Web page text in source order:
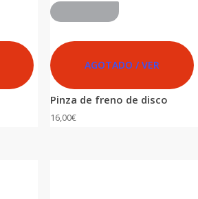
AGOTADO / VER
Pinza de freno de disco
16,00€